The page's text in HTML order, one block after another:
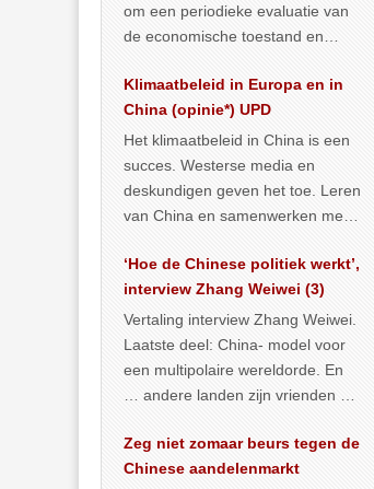
om een periodieke evaluatie van
de economische toestand en
publiceerden… >> lees meer
Klimaatbeleid in Europa en in
China (opinie*) UPD
Het klimaatbeleid in China is een
succes. Westerse media en
deskundigen geven het toe. Leren
van China en samenwerken met
… >> lees meer
‘Hoe de Chinese politiek werkt’,
interview Zhang Weiwei (3)
Vertaling interview Zhang Weiwei.
Laatste deel: China- model voor
een multipolaire wereldorde. En
… andere landen zijn vrienden of
Zeg niet zomaar beurs tegen de
Chinese aandelenmarkt